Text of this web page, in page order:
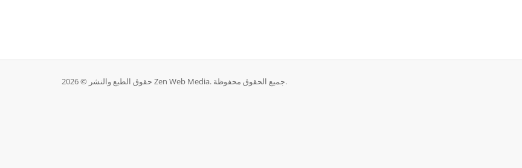
حقوق الطبع والنشر © 2026 Zen Web Media. جميع الحقوق محفوظة.